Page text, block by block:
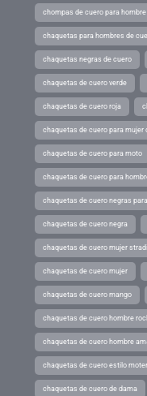
chompas de cuero para hombre
chaquetas para hombres de
chaquetas negras de cuero
chaquetas de cuero verde
chaquetas de cuero roja
chaquetas de cuero para mujer
chaquetas de cuero para moto
chaquetas de cuero para
chaquetas de cuero negras
chaquetas de cuero negra
chaquetas de cuero mujer
chaquetas de cuero mujer
chaquetas de cuero mango
chaquetas de cuero hombre
chaquetas de cuero hombre
chaquetas de cuero estilo
chaquetas de cuero de dama